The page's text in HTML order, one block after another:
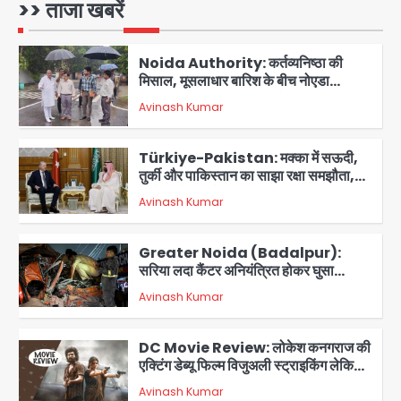
>> ताजा खबरें
2
आरडब्ल्यूए ने जताया आभार
3
Türkiye-Pakistan: मक्का में सऊदी,
तुर्की और पाकिस्तान का साझा रक्षा समझौता,
जानें इसके मायने
Avinash Kumar
4
Greater Noida (Badalpur):
सरिया लदा कैंटर अनियंत्रित होकर घुसा
किराना दुकान में , ड्राइवर की मौत
Avinash Kumar
5
DC Movie Review: लोकेश कनगराज की
एक्टिंग डेब्यू फिल्म विजुअली स्ट्राइकिंग लेकिन
स्क्रीनप्ले में कमजोर, लेकिन कहानी अधूरी रह
गई, 3 स्टार रेटिंग
Avinash Kumar
1
Felix Hospital Noida: फेलिक्स
हॉस्पिटल और नोएडा लोक मंच की पहल, अब
सिर्फ 30 रुपये में मिलेगी 24 घंटे ऑनलाइन
Avinash Kumar